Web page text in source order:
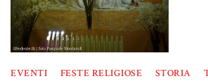
EVENTI FESTE RELIGIOSE STORIA